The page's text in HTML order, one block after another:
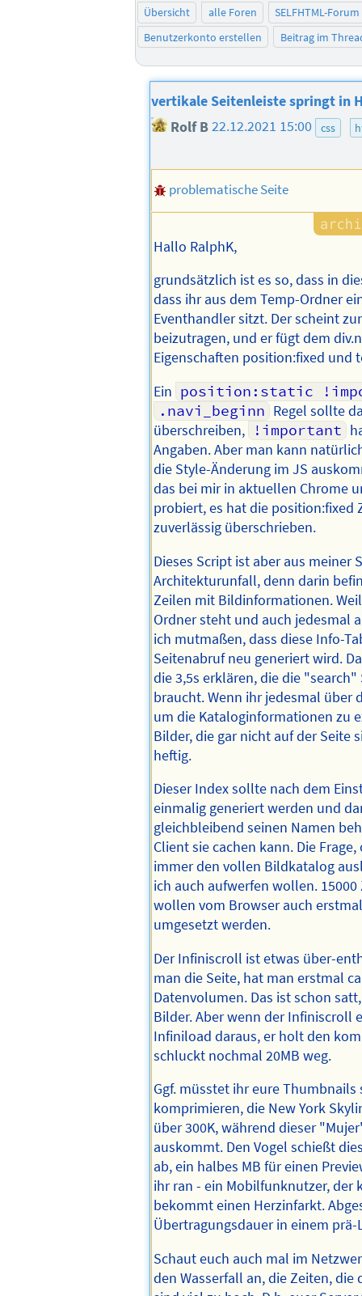
Übersicht alle Foren
SELFHTML-Forum
Benutzerkonto erstellen
Beitrag im
vertikale Seitenleiste springt in
Rolf B 22.12.2021 15:00 css
problematische Seite
Hallo RalphK,
grundsätzlich ist es so, dass in
dass ihr aus dem Temp-Ordner
Eventhandler sitzt. Der scheint
beizutragen, und er fügt dem
Eigenschaften position:fixed und
Ein position:static
.navi_beginn Regel sollte
überschreiben,
!important
Angaben. Aber man kann
die Style-Änderung im JS
das bei mir in aktuellen Chrome
probiert, es hat die position:fixed
zuverlässig überschrieben.
Dieses Script ist aber aus meiner
Architekturunfall, denn darin
Zeilen mit Bildinformationen.
Ordner steht und auch jedesmal
ich mutmaßen, dass diese Info-
Seitenabruf neu generiert wird.
die 3,5s erklären, die die
braucht. Wenn ihr jedesmal über
um die Kataloginformationen zu
Bilder, die gar nicht auf der Seite
heftig.
Dieser Index sollte nach dem
einmalig generiert werden und
gleichbleibend seinen Namen
Client sie cachen kann. Die
immer den vollen Bildkatalog
ich auch aufwerfen wollen.
wollen vom Browser auch
umgesetzt werden.
Der Infiniscroll ist etwas über-
man die Seite, hat man erstmal
Datenvolumen. Das ist schon
Bilder. Aber wenn der Infiniscroll
Infiniload daraus, er holt den
schluckt nochmal 20MB weg.
Ggf. müsstet ihr eure Thumbnails
komprimieren, die New York
über 300K, während dieser
auskommt. Den Vogel schießt
ab, ein halbes MB für einen
ihr ran - ein Mobilfunknutzer, der
bekommt einen Herzinfarkt.
Übertragungsdauer in einem prä-
Schaut euch auch mal im
den Wasserfall an, die Zeiten, die